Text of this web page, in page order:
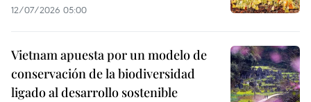
12/07/2026 05:00
Vietnam apuesta por un modelo de
conservación de la biodiversidad
ligado al desarrollo sostenible